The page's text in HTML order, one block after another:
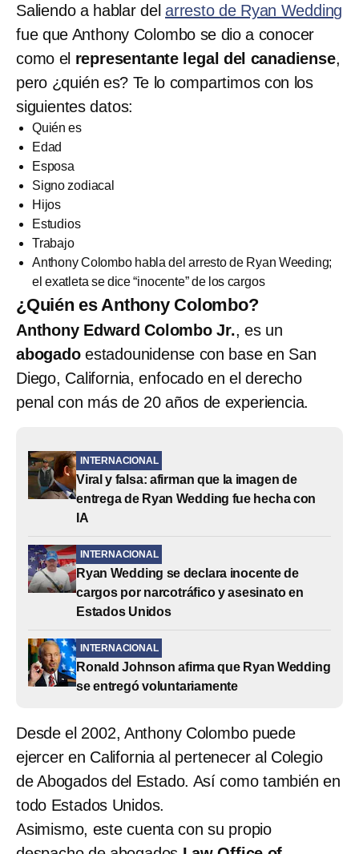
Saliendo a hablar delarresto de Ryan Wedding
fue que Anthony Colombo se dio a conocer
como el representante legal del canadiense,
pero ¿quién es? Te lo compartimos con los
siguientes datos:
Quién es
Edad
Esposa
Signo zodiacal
Hijos
Estudios
Trabajo
Anthony Colombo habla del arresto de Ryan Weeding;
el exatleta se dice “inocente” de los cargos
¿Quién es Anthony Colombo?
Anthony Edward Colombo Jr., es un
abogadoestadounidense con base en San
Diego, California, enfocado en el derecho
penal con más de 20 años de experiencia.
INTERNACIONAL
Viral y falsa: afirman que la imagen de
entrega de Ryan Wedding fue hecha con
IA
INTERNACIONAL
Ryan Wedding se declara inocente de
cargos por narcotráfico y asesinato en
Estados Unidos
INTERNACIONAL
Ronald Johnson afirma que Ryan Wedding
se entregó voluntariamente
Desde el 2002, Anthony Colombo puede
ejercer en California al pertenecer al Colegio
de Abogados del Estado. Así como también en
todo Estados Unidos.
Asimismo, este cuenta con su propio